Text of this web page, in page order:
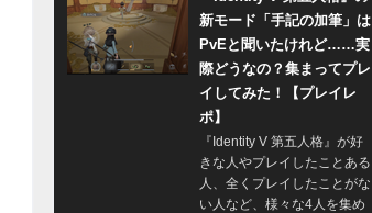
新モード「手記の加筆」は
PvEと聞いたけれど……実
際どうなの？集まってプレ
イしてみた！【プレイレ
ポ】
『Identity V 第五人格』が好
きな人やプレイしたことある
人、全くプレイしたことがな
い人など、様々な4人を集め